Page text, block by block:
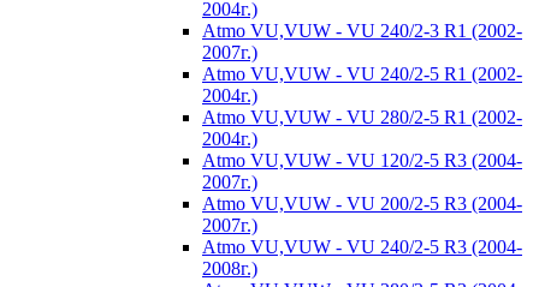
2004г.)
Atmo VU,VUW - VU 240/2-3 R1 (2002-
2007г.)
Atmo VU,VUW - VU 240/2-5 R1 (2002-
2004г.)
Atmo VU,VUW - VU 280/2-5 R1 (2002-
2004г.)
Atmo VU,VUW - VU 120/2-5 R3 (2004-
2007г.)
Atmo VU,VUW - VU 200/2-5 R3 (2004-
2007г.)
Atmo VU,VUW - VU 240/2-5 R3 (2004-
2008г.)